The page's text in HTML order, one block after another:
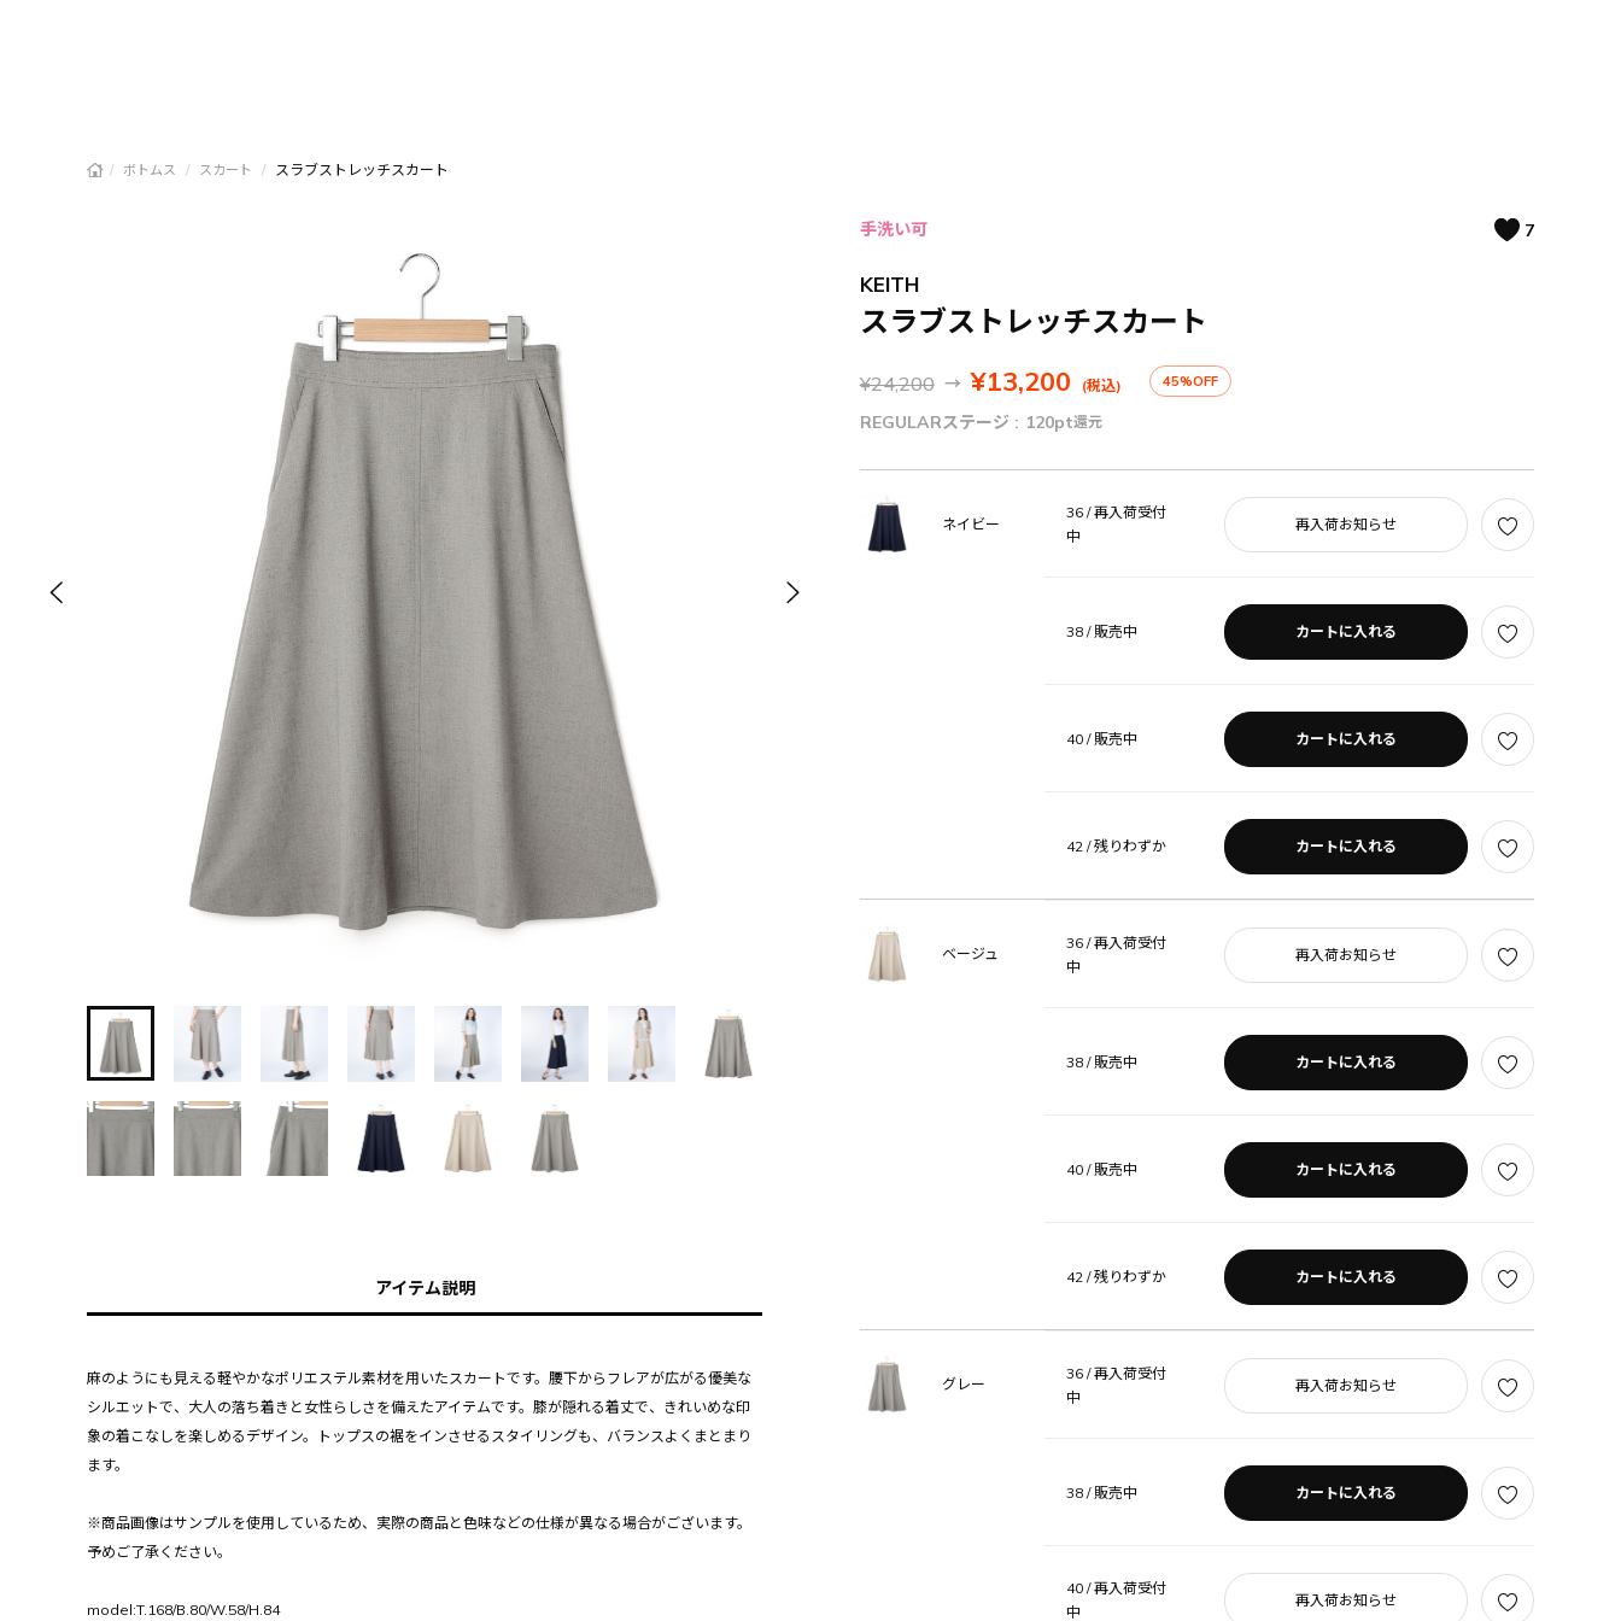
/ ボトムス / スカート / スラブストレッチスカート
アイテム説明
麻のようにも見える軽やかなポリエステル素材を用いたスカートです。腰下からフレアが広がる優美な
シルエットで、大人の落ち着きと女性らしさを備えたアイテムです。膝が隠れる着丈で、きれいめな印
象の着こなしを楽しめるデザイン。トップスの裾をインさせるスタイリングも、バランスよくまとまり
ます。
※商品画像はサンプルを使用しているため、実際の商品と色味などの仕様が異なる場合がございます。
予めご了承ください。
model:T.168/B.80/W.58/H.84
手洗い可 7
KEITH
スラブストレッチスカート
¥24,200 → ¥13,200 (税込) 45%OFF
REGULARステージ : 120pt還元
ネイビー
36 /再入荷受付
中
再入荷お知らせ
38 / 販売中 カートに入れる
40 / 販売中 カートに入れる
42 /残りわずか カートに入れる
ベージュ
36 /再入荷受付
中
再入荷お知らせ
38 / 販売中 カートに入れる
40 / 販売中 カートに入れる
42 /残りわずか カートに入れる
グレー
36 /再入荷受付
中
再入荷お知らせ
38 / 販売中 カートに入れる
40 /再入荷受付
中
再入荷お知らせ